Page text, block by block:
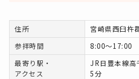
住所
宮崎県西臼杵
参拝時間
8:00〜17:00
最寄り駅・
アクセス
JR日豊本線高
5分